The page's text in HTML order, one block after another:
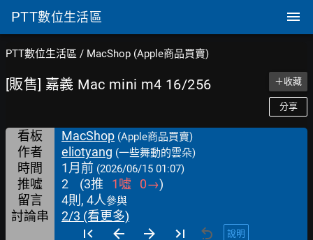
PTT數位生活區
PTT數位生活區 / MacShop (Apple商品買賣)
[販售] 嘉義 Mac mini m4 16/256 ＋收藏
分享
看板 MacShop (Apple商品買賣)
作者 eliotyang (一些舞動的雲朵)
時間 1月前 (2026/06/15 01:07)
推噓 2 (3推 1噓 0→)
留言
4則, 4人參與
討論串 2/3 (看更多)
說明